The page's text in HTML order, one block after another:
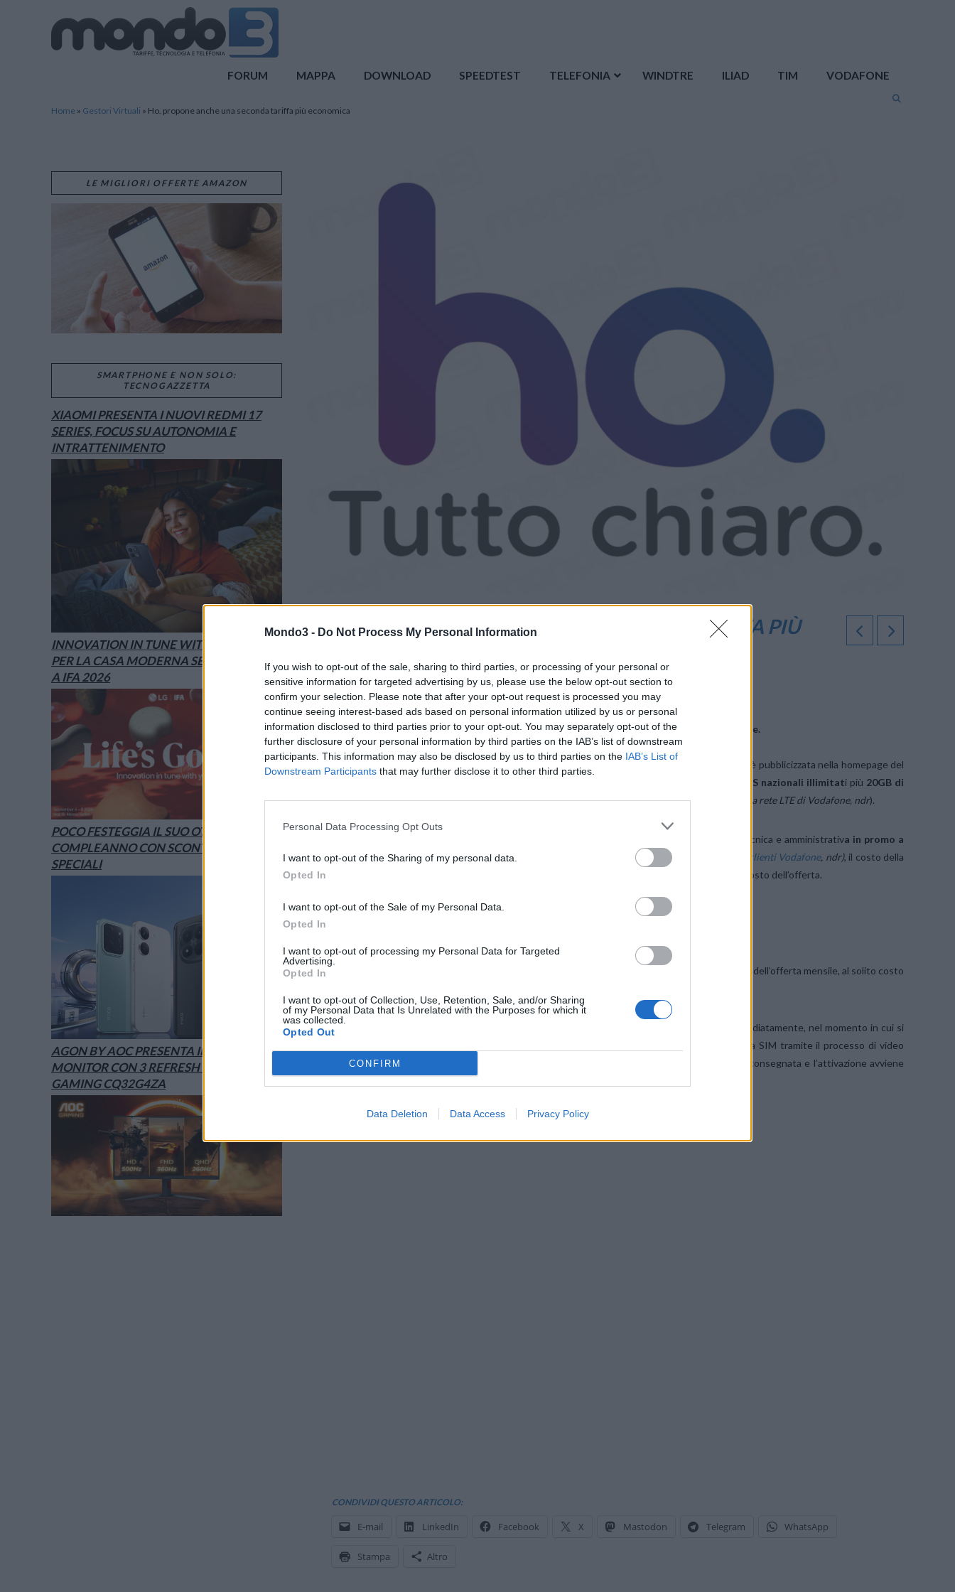
Mondo3 - Do Not Process My Personal Information
If you wish to opt-out of the sale, sharing to third parties, or processing of your personal or
sensitive information for targeted advertising by us, please use the below opt-out section to
confirm your selection. Please note that after your opt-out request is processed you may
continue seeing interest-based ads based on personal information utilized by us or personal
information disclosed to third parties prior to your opt-out. You may separately opt-out of the
further disclosure of your personal information by third parties on the IAB’s list of downstream
participants. This information may also be disclosed by us to third parties on the IAB’s List of
Downstream Participants that may further disclose it to other third parties.
Personal Data Processing Opt Outs
I want to opt-out of the Sharing of my personal data.
Opted In
I want to opt-out of the Sale of my Personal Data.
Opted In
I want to opt-out of processing my Personal Data for Targeted
Advertising.
Opted In
I want to opt-out of Collection, Use, Retention, Sale, and/or Sharing
of my Personal Data that Is Unrelated with the Purposes for which it
was collected.
Opted Out
CONFIRM
Data Deletion Data Access Privacy Policy
FORUM MAPPA DOWNLOAD SPEEDTEST TELEFONIA WINDTRE ILIAD TIM VODAFONE
Home » Gestori Virtuali » Ho. propone anche una seconda tariffa più economica
HO. PROPONE ANCHE UNA SECONDA TARIFFA PIÙ
18 Ottobre 2018 20:35by Redazione
MONDO3 SU TELEGRAM | MONDO3 SU INSTAGRAM
MONDO3 SU FACEBOOK
Da ieri è comparsa una seconda tariffa attivabile per chi vuole usufruire dei servizi di
Ho. Mobile.
A fianco dell’ultima offerta Ho. da 9,99€ è apparsa Ho. da 7,99€
: l’offerta, che al momento non è pubblicizzata nella homepage del
minuti e SMS nazionali illimitati più 20GB di
traffico internetcon il cosiddetto 4G Basic (ovvero limitato a 30Mbps in download/upload sulla rete LTE di Vodafone, ndr).
per la gestione tecnica e amministrativa in promo a
9,00€ per nuove attivazioni o portabilità da specifici operatori
èpiù caro per le MNP dei clienti Vodafone, ndr), il costo della
SIM di 0,99€ e si dovrà effettuare una prima ricarica di 8€ (ricarica minima) da cui sarà scalato il costo dell’offerta.
In caso di disattivazione e recesso non è invece previsto alcun costo.
Servizi inclusi nell’addebito flat/fisso: al termine dei giga previsti é possibile anticipare il rinnovo dell’offerta mensile, al solito costo
Per le attivazioni chi acquisai la SIM online con consegna a casa, il contratto si conclude immediatamente, nel momento in cui si
effettua l’acquisto sul nostro sito. In questo caso, per utilizzare il servizio si dovrà attivare la SIM tramite il processo di video
riconoscimento. Negli altri casi, il contratto della SIM si perfeziona nel momento in cui viene consegnata e l’attivazione avviene
CONDIVIDI QUESTO ARTICOLO:
E-mail LinkedIn Facebook X Mastodon Telegram WhatsApp
Stampa Altro
LE MIGLIORI OFFERTE AMAZON
SMARTPHONE E NON SOLO:
TECNOGAZZETTA
XIAOMI PRESENTA I NUOVI REDMI 17
SERIES, FOCUS SU AUTONOMIA E
INTRATTENIMENTO
INNOVATION IN TUNE WITH YOU: L’AI
PER LA CASA MODERNA SECONDO LG È
A IFA 2026
POCO FESTEGGIA IL SUO OTTAVO
COMPLEANNO CON SCONTI E OFFERTE
SPECIALI
AGON BY AOC PRESENTA IL NUOVO
MONITOR CON 3 REFRESH RATE: ECCO IL
GAMING CQ32G4ZA